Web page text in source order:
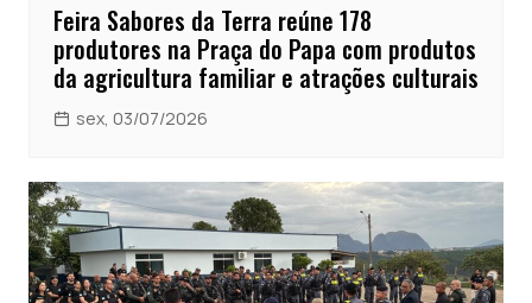
Feira Sabores da Terra reúne 178
produtores na Praça do Papa com produtos
da agricultura familiar e atrações culturais
sex, 03/07/2026